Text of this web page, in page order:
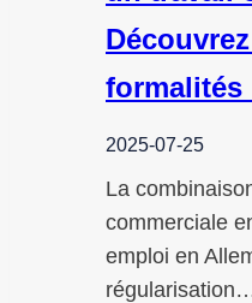
formalités
2025-07-25
La
commerciale
emploi en